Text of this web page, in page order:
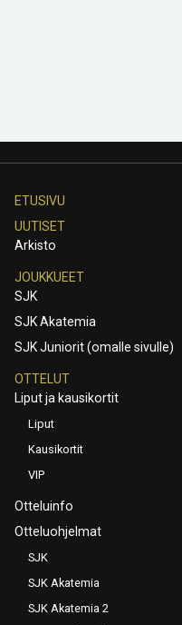
ETUSIVU
UUTISET
Arkisto
JOUKKUEET
SJK
SJK Akatemia
SJK Juniorit (omalle sivulle)
OTTELUT
Liput ja kausikortit
Liput
Kausikortit
VIP
Otteluinfo
Otteluohjelmat
SJK
SJK Akatemia
SJK Akatemia 2